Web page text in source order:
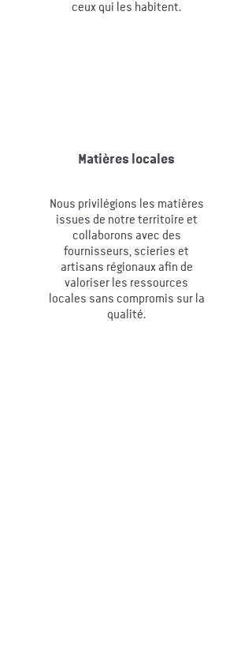
ceux qui les habitent.
Matières locales
Nous privilégions les matières
issues de notre territoire et
collaborons avec des
fournisseurs, scieries et
artisans régionaux afin de
valoriser les ressources
locales sans compromis sur la
qualité.